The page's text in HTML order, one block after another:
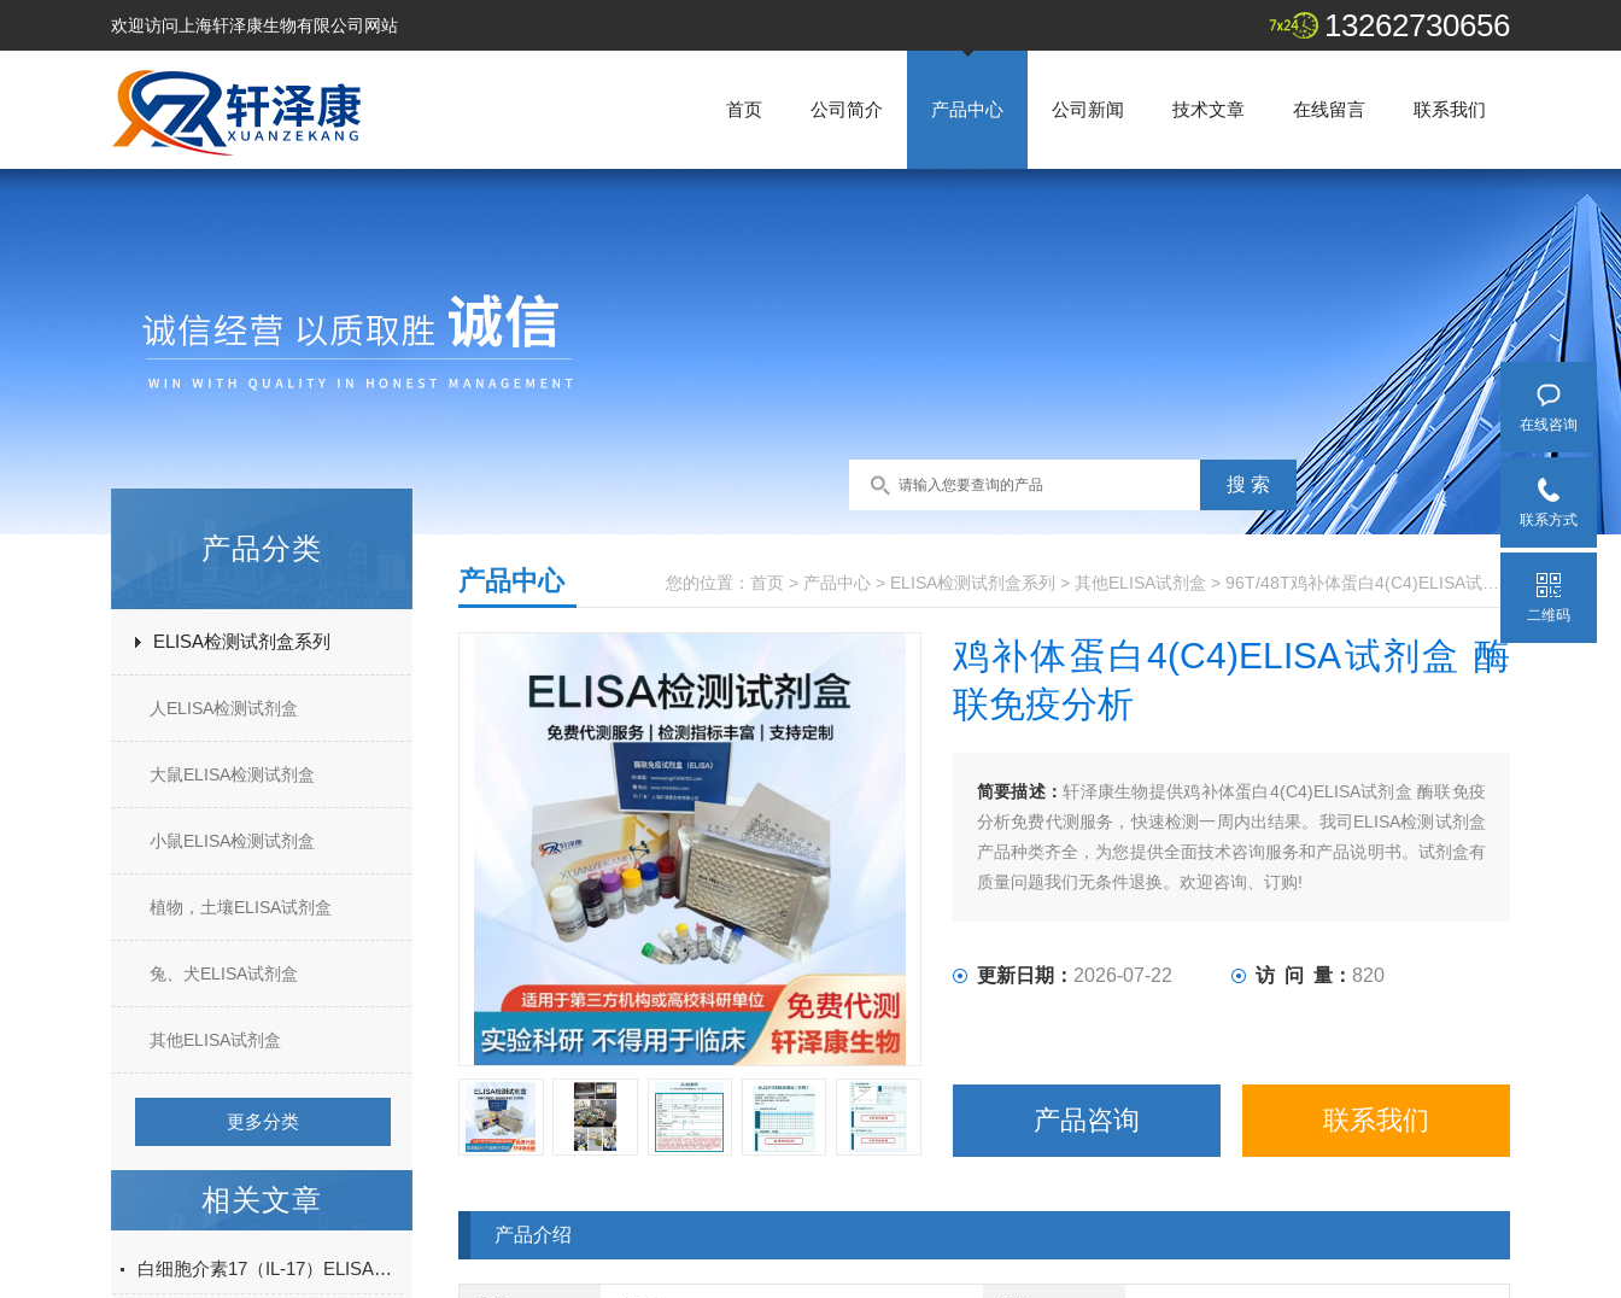
欢迎访问上海轩泽康生物有限公司网站 13262730656
首页 公司简介 产品中心 公司新闻 技术文章 在线留言 联系我们
产品分类
ELISA检测试剂盒系列
人ELISA检测试剂盒
大鼠ELISA检测试剂盒
小鼠ELISA检测试剂盒
植物，土壤ELISA试剂盒
兔、犬ELISA试剂盒
其他ELISA试剂盒
更多分类
相关文章
白细胞介素17（IL-17）ELISA试剂盒的特点及优势
您的位置： 首页 > 产品中心 > ELISA检测试剂盒系列 > 其他ELISA试剂盒 > 96T/48T鸡补体蛋白4(C4)ELISA试剂盒 酶联免疫分析
产品中心
鸡补体蛋白4(C4)ELISA试剂盒 酶
联免疫分析
简要描述：轩泽康生物提供鸡补体蛋白4(C4)ELISA试剂盒 酶联免疫
分析免费代测服务，快速检测一周内出结果。我司ELISA检测试剂盒
产品种类齐全，为您提供全面技术咨询服务和产品说明书。试剂盒有
质量问题我们无条件退换。欢迎咨询、订购!
更新日期： 2026-07-22 访 问 量： 820
产品咨询 联系我们
产品介绍
在线咨询
联系方式
二维码